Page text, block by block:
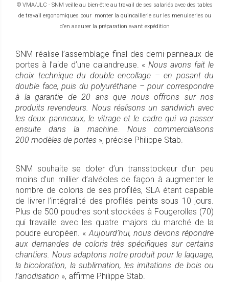
© VMA/JLC - SNM veille au bien-être au travail de ses salariés avec des tables
de travail ergonomiques pour monter la quincaillerie sur les menuiseries ou
d’en assurer la préparation avant expédition
SNM réalise l’assemblage final des demi-panneaux de
portes à l’aide d’une calandreuse. «Nous avons fait le
choix technique du double encollage – en posant du
double face, puis du polyuréthane – pour correspondre
à la garantie de 20 ans que nous offrons sur nos
produits revendeurs. Nous réalisons un sandwich avec
les deux panneaux, le vitrage et le cadre qui va passer
ensuite dans la machine. Nous commercialisons
200 modèles de portes », précise Philippe Stab.
SNM souhaite se doter d’un transstockeur d’un peu
moins d’un millier d’alvéoles de façon à augmenter le
nombre de coloris de ses profilés, SLA étant capable
de livrer l’intégralité des profilés peints sous 10 jours.
Plus de 500 poudres sont stockées à Fougerolles (70)
qui travaille avec les quatre majors du marché de la
poudre européen. «Aujourd’hui, nous devons répondre
aux demandes de coloris très spécifiques sur certains
chantiers. Nous adaptons notre produit pour le laquage,
la bicoloration, la sublimation, les imitations de bois ou
l’anodisation », affirme Philippe Stab.